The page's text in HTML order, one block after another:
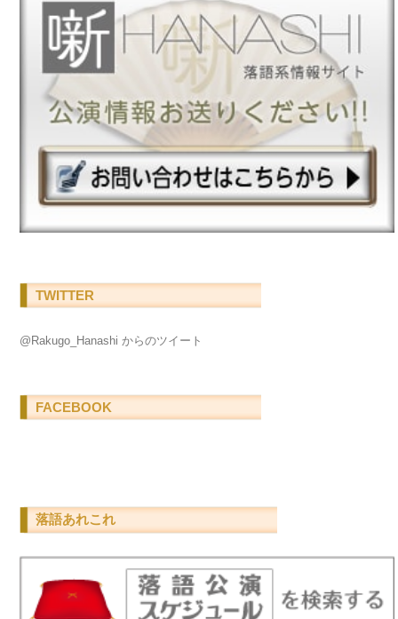
TWITTER
@Rakugo_Hanashi からのツイート
FACEBOOK
落語あれこれ